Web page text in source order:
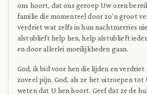
ons hoort, dat ons geroep Uw oren
familie die momenteel door zo’n groot
verdriet wat zelfs in hun nachtmerries
alstublieft help hen, help alstublieft
en door allerlei moeilijkheden gaan.
God, ik bid voor hen die lijden en verdriet
zoveel pijn. God, als ze het uitroepen tot
weten dat U hen hoort. Geef dat ze de